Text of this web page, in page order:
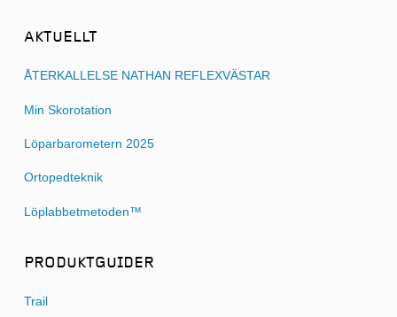
AKTUELLT
ÅTERKALLELSE NATHAN REFLEXVÄSTAR
Min Skorotation
Löparbarometern 2025
Ortopedteknik
Löplabbetmetoden™
PRODUKTGUIDER
Trail